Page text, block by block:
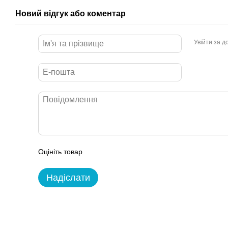
Новий відгук або коментар
Увійти за
Оцініть товар
Надіслати